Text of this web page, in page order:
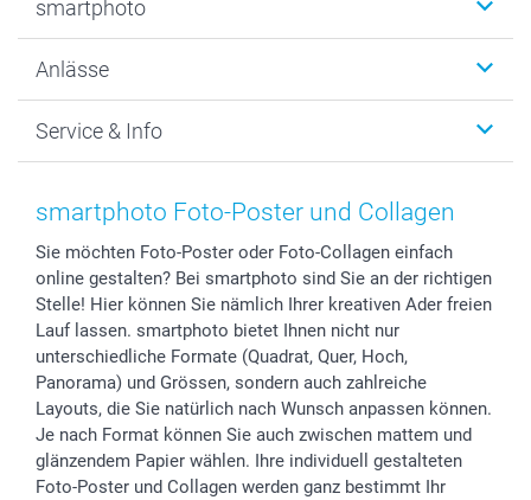
Fotogeschenke
MyNameBook
Fotoabzüge, Fotos als Buch & Poster
Zubehör & Material
Foto-Kalender & Agenden
Sticker & Etiketten
Geschenk-Gutscheine (PDF)
smartphoto
Warum smartphoto
Datenschutz
Impressum
Presse
Partnerprogramme
Investor Relations
B2B smartbusiness
Widerrufsrecht
Anlässe
Neujahr
Muttertag
Kommunion & Konfirmation
Hochzeit
Geburtstag
Geburt
Zu allen Anlässen
Service & Info
Anmelden /Registrieren
Preise und Versandkosten
Lieferfristen
72h Lieferung
Zahlungsmöglichkeiten
Sitemap
Status der Bestellung
smartfriends
smartgarantie
smartbonus
smartphoto Foto-Poster und Collagen
Sie möchten Foto-Poster oder Foto-Collagen einfach
online gestalten? Bei smartphoto sind Sie an der richtigen
Stelle! Hier können Sie nämlich Ihrer kreativen Ader freien
Lauf lassen. smartphoto bietet Ihnen nicht nur
unterschiedliche Formate (Quadrat, Quer, Hoch,
Panorama) und Grössen, sondern auch zahlreiche
Layouts, die Sie natürlich nach Wunsch anpassen können.
Je nach Format können Sie auch zwischen mattem und
glänzendem Papier wählen. Ihre individuell gestalteten
Foto-Poster und Collagen werden ganz bestimmt Ihr